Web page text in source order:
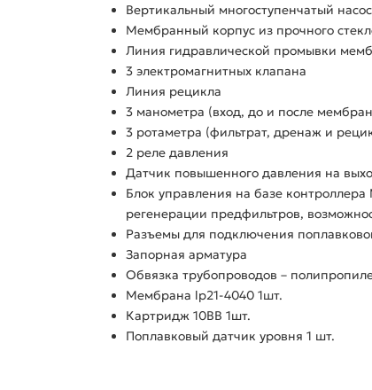
Вертикальный многоступенчатый
Мембранный корпус из прочного
Линия гидравлической промывки
3 электромагнитных клапана
Линия рецикла
3 манометра (вход, до и после
3 ротаметра (фильтрат, дренаж и
2 реле давления
Датчик повышенного давления на
Блок управления на базе
регенерации предфильтров,
Разъемы для подключения
Запорная арматура
Обвязка трубопроводов –
Мембрана lp21-4040 1шт.
Картридж 10BB 1шт.
Поплавковый датчик уровня 1 шт.